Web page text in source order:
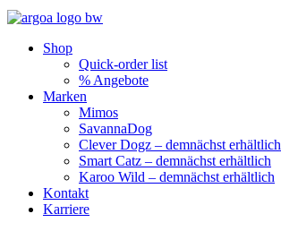
Shop
Quick-order list
% Angebote
Marken
Mimos
SavannaDog
Clever Dogz – demnächst erhältlich
Smart Catz – demnächst erhältlich
Karoo Wild – demnächst erhältlich
Kontakt
Karriere